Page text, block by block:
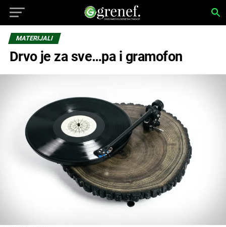
MATERIJALI
Drvo je za sve…pa i gramofon